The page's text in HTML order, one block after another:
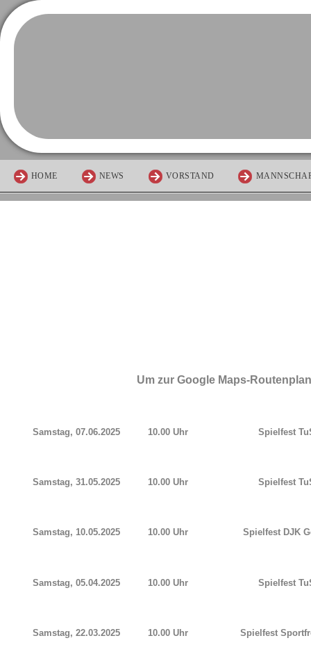
HOME NEWS VORSTAND
Um zur Google Maps-
Samstag, 07.06.2025 10.00 Uhr Spielfest
Samstag, 31.05.2025 10.00 Uhr Spielfest
Samstag, 10.05.2025 10.00 Uhr Spielfest DJK
Samstag, 05.04.2025 10.00 Uhr Spielfest
Samstag, 22.03.2025 10.00 Uhr Spielfest